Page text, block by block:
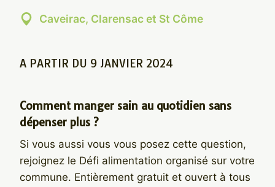
Caveirac, Clarensac et St Côme
A PARTIR DU 9 JANVIER 2024
Comment manger sain au quotidien sans
dépenser plus ?
Si vous aussi vous vous posez cette question,
rejoignez le Défi alimentation organisé sur votre
commune. Entièrement gratuit et ouvert à tous